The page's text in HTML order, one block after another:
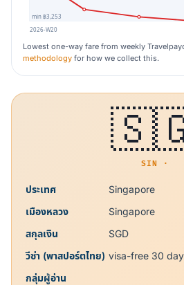
min ฿3,253
2026-W20
Lowest one-way fare from weekly
methodology for how we collect this.
SIN ·
ประเทศ
Singapore
เมืองหลวง
Singapore
สกุลเงิน
SGD
วีซ่า (พาสปอร์ตไทย) visa-free 30
กลุ่มผู้อ่าน